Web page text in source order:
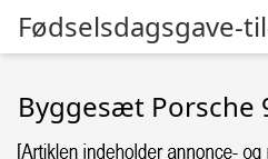
Fødselsdagsgave-
Byggesæt Porsche